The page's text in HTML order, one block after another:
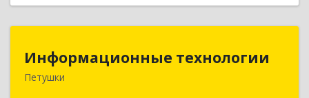
Информационные технологии
Петушки
Информационные технологии